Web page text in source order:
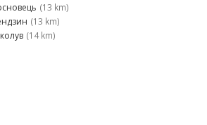
(13 km)
(13 km)
(14 km)